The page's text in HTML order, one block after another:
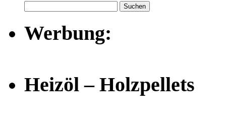
nach:
Werbung:
Heizöl – Holzpellets